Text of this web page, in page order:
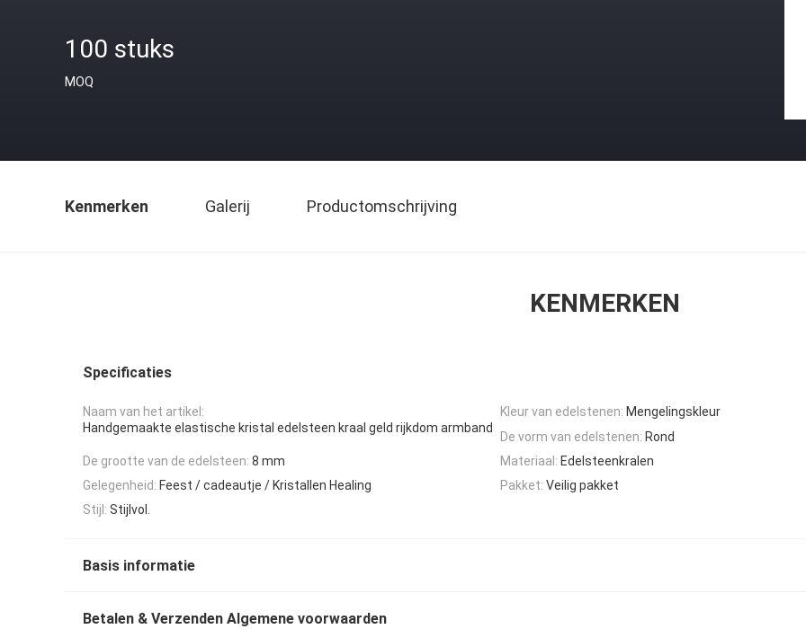
100 stuks
MOQ
Kenmerken Galerij Productomschrijving
KENMERKEN
Specificaties
Naam van het artikel:
Handgemaakte elastische kristal edelsteen kraal geld rijkdom armband
Kleur van edelstenen: Mengelingskleur
De vorm van edelstenen: Rond
De grootte van de edelsteen: 8 mm Materiaal: Edelsteenkralen
Gelegenheid: Feest / cadeautje / Kristallen Healing Pakket: Veilig pakket
Stijl: Stijlvol.
Basis informatie
Betalen & Verzenden Algemene voorwaarden